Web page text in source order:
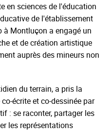
en sciences de l'éducation
de l'établissement
à Montluçon a engagé un
et de création artistique
auprès des mineurs non
du terrain, a pris la
écrite et co-dessinée par
: se raconter, partager les
les représentations